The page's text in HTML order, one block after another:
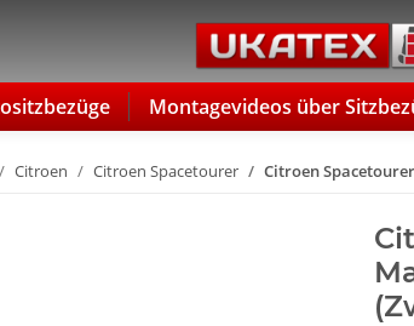
Montagevideos über
Citroen Citroen Spacetourer Citroen